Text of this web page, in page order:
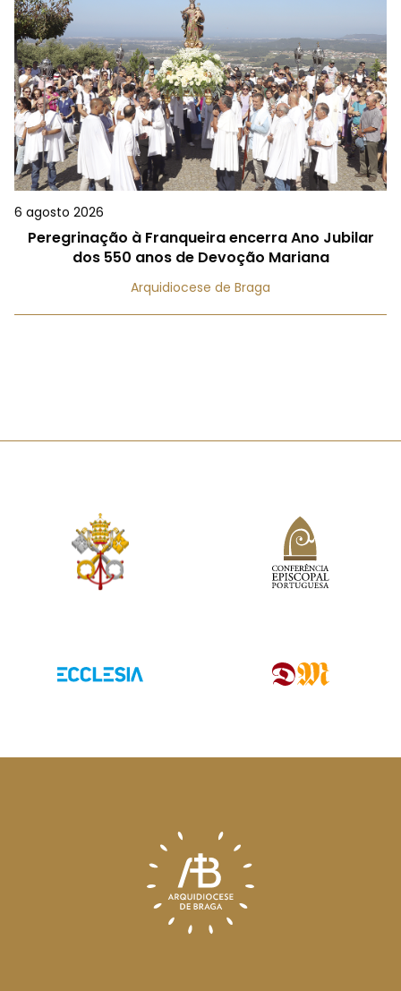
6 agosto 2026
Peregrinação à Franqueira encerra Ano Jubilar
dos 550 anos de Devoção Mariana
Arquidiocese de Braga